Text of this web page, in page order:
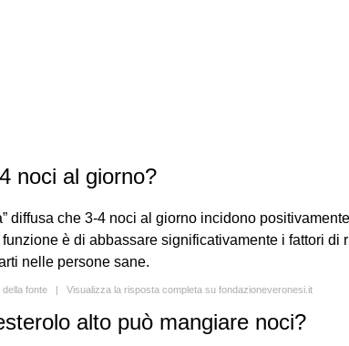
noci al giorno?
diffusa che 3-4 noci al giorno incidono
è di abbassare significativamente i fattori di
nelle persone sane.
fonte | Visualizza la risposta completa su fondazioneveronesi.it
alto può mangiare noci?